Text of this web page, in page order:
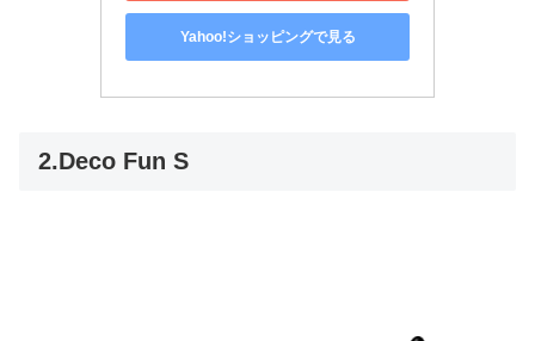
Yahoo!ショッピングで見る
2.Deco Fun S